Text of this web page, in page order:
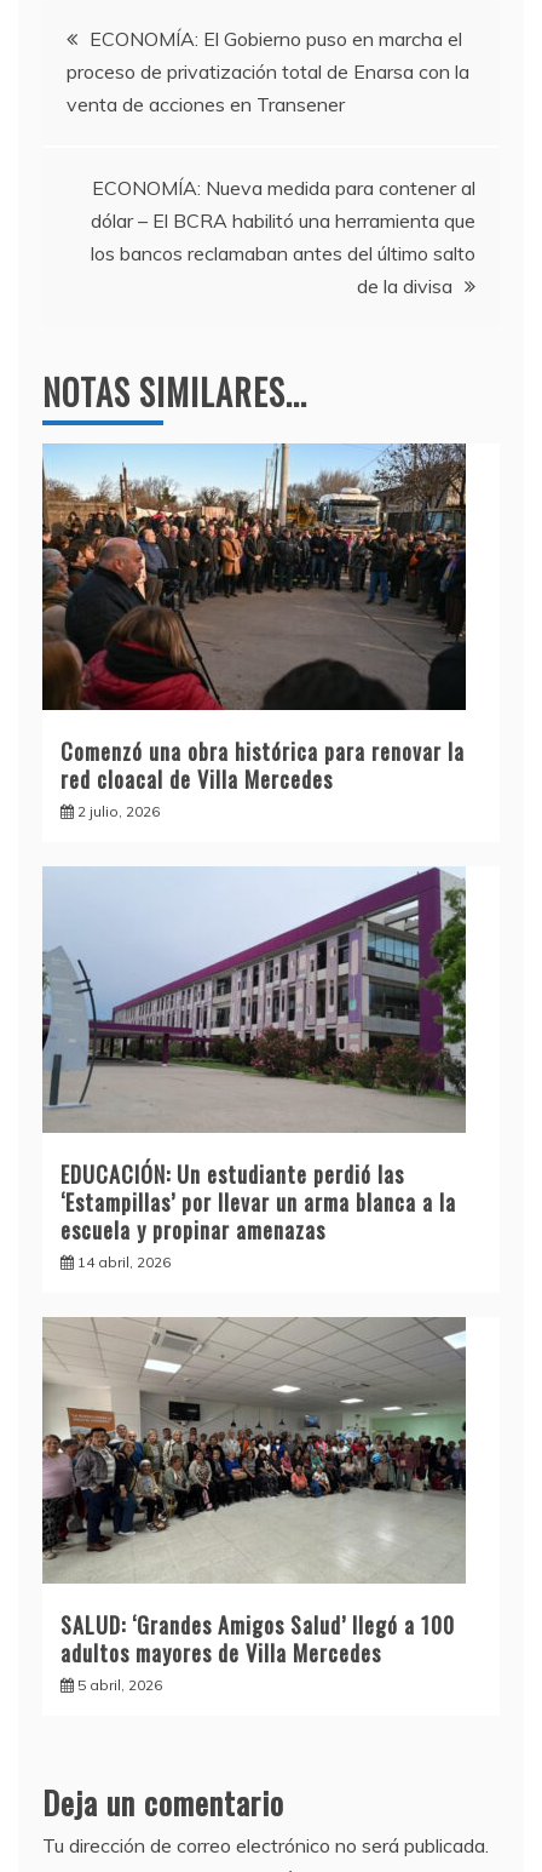
b
o
o
a
m
A
p
p
Navegación
de
ECONOMÍA: El Gobierno puso en marcha el
proceso de privatización total de Enarsa con la
venta de acciones en Transener
ECONOMÍA: Nueva medida para contener al
dólar – El BCRA habilitó una herramienta que
los bancos reclamaban antes del último salto
de la divisa
NOTAS SIMILARES...
Comenzó una obra histórica para renovar la
red cloacal de Villa Mercedes
2 julio, 2026
EDUCACIÓN: Un estudiante perdió las
‘Estampillas’ por llevar un arma blanca a la
escuela y propinar amenazas
14 abril, 2026
SALUD: ‘Grandes Amigos Salud’ llegó a 100
adultos mayores de Villa Mercedes
5 abril, 2026
Deja un comentario
Tu dirección de correo electrónico no será publicada.